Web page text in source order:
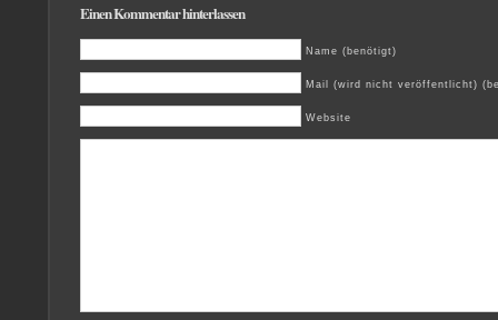
Einen Kommentar hinterlassen
Name (benötigt)
Mail (wird nicht veröffentlicht)
Website